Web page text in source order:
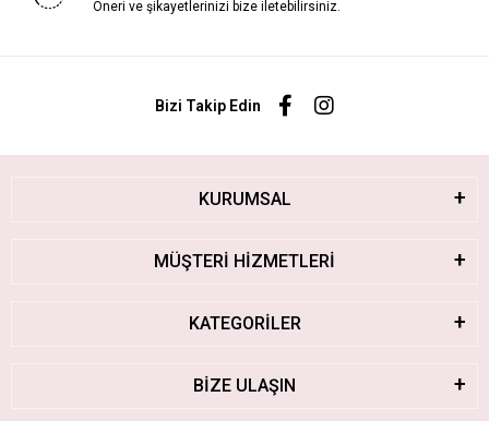
Öneri ve şikayetlerinizi bize iletebilirsiniz.
Bizi Takip Edin
KURUMSAL
MÜŞTERİ HİZMETLERİ
KATEGORİLER
BİZE ULAŞIN